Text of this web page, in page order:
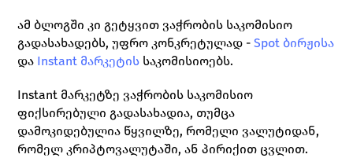
ამ ბლოგში კი გეტყვით ვაჭრობის საკომისიო
გადასახადებს, უფრო კონკრეტულად - Spot ბირჟისა
და Instant მარკეტის საკომისიოებს.
Instant მარკეტზე ვაჭრობის საკომისიო
ფიქსირებული გადასახადია, თუმცა
დამოკიდებულია წყვილზე, რომელი ვალუტიდან,
რომელ კრიპტოვალუტაში, ან პირიქით ცვლით.